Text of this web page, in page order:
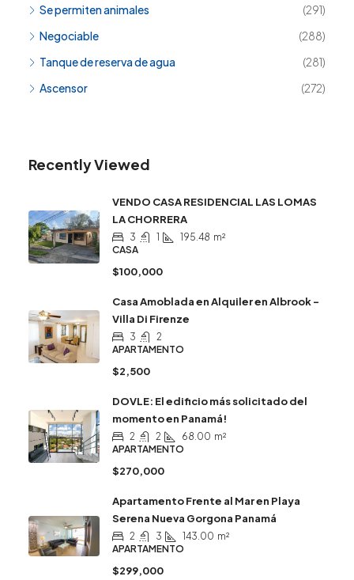
Se permiten animales
(291)
Negociable
(288)
Tanque de reserva de agua
(281)
Ascensor
(272)
Recently Viewed
VENDO CASA RESIDENCIAL LAS LOMAS
LA CHORRERA
3 1 195.48 m²
CASA
$100,000
Casa Amoblada en Alquiler en Albrook –
Villa Di Firenze
3
2
APARTAMENTO
$2,500
DOVLE: El edificio más solicitado del
momento en Panamá!
2 2 68.00 m²
APARTAMENTO
$270,000
Apartamento Frente al Mar en Playa
Serena Nueva Gorgona Panamá
2 3 143.00 m²
APARTAMENTO
$299,000